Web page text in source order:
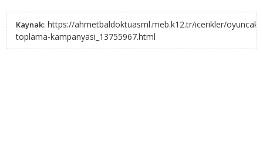
Kaynak: https://ahmetbaldoktuasml.meb.k12.tr/icerikler/oyuncak-
toplama-kampanyasi_13755967.html